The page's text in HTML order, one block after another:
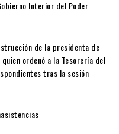
Interior del Poder
de la presidenta de
ordenó a la Tesorería del
tras la sesión